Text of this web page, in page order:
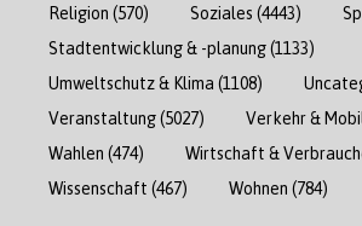
Religion (570) Soziales (4443)
Stadtentwicklung & -planung(1133)
Umweltschutz & Klima (1108)
Veranstaltung(5027) Verkehr &
Wahlen (474) Wirtschaft &
Wissenschaft (467) Wohnen (784)